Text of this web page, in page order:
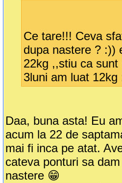
Ce tare!!! Ceva
dupa nastere ? :))
22kg ,,stiu ca
3luni am luat 12kg
Daa, buna asta! Eu
acum la 22 de
mai fi inca pe atat.
cateva ponturi sa
nastere 😁